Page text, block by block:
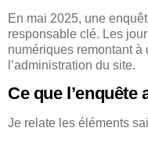
En mai 2025, une
responsable clé. Les
numériques remontant à
l’administration du site.
Ce que l’enquête
Je relate les éléments